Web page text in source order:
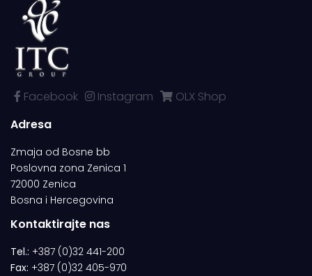
Facebook Instagram
OLX Shop
Adresa
Zmaja od Bosne bb
Poslovna zona Zenica 1
72000 Zenica
Bosna i Hercegovina
Kontaktirajte nas
Tel.: +387 (0)32 441-200
Fax: +387 (0)32 405-970